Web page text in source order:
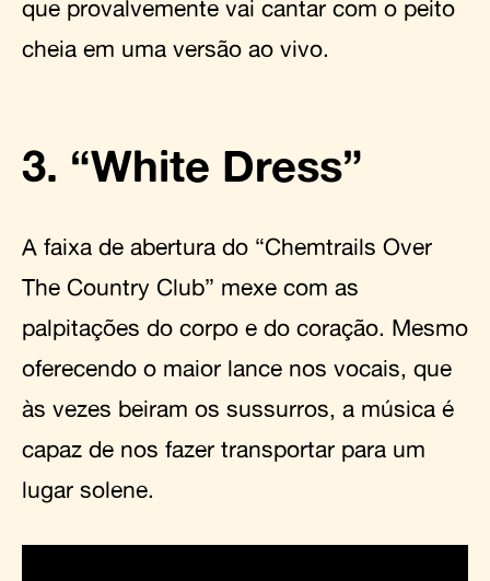
que provalvemente vai cantar com o peito
cheia em uma versão ao vivo.
3. “White Dress”
A faixa de abertura do “Chemtrails Over
The Country Club” mexe com as
palpitações do corpo e do coração. Mesmo
oferecendo o maior lance nos vocais, que
às vezes beiram os sussurros, a música é
capaz de nos fazer transportar para um
lugar solene.